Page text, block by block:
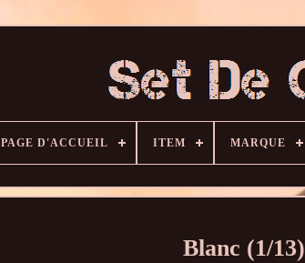
PAGE D'ACCUEIL ITEM MARQUE
Blanc (1/13)